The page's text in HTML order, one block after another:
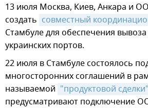
13 июля Москва, Киев, Анкара и
создать совместный
Стамбуле для обеспечения
украинских портов.
22 июля в Стамбуле состоялось
многосторонних соглашений в
называемой "продуктовой
предусматривают подключение